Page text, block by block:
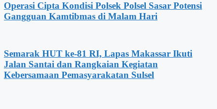
Operasi Cipta Kondisi Polsek Polsel Sasar Potensi
Gangguan Kamtibmas di Malam Hari
Semarak HUT ke-81 RI, Lapas Makassar Ikuti
Jalan Santai dan Rangkaian Kegiatan
Kebersamaan Pemasyarakatan Sulsel